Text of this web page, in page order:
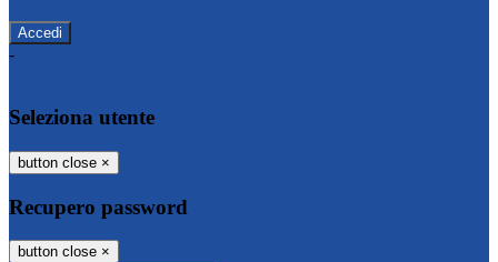
-
Seleziona utente
button close ×
Recupero password
button close ×